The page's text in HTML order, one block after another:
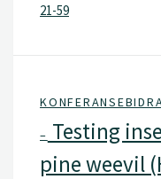
21-59
– Testing
pine weevil